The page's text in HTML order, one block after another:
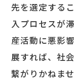
先を選定する
入プロセスが
産活動に悪影
展すれば、社
繋がりかねませ